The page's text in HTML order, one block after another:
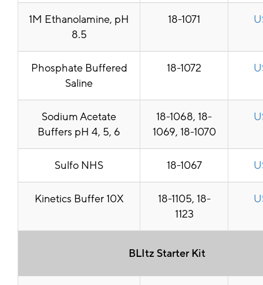
1M Ethanolamine, pH
8.5
18-1071
Phosphate Buffered
Saline
18-1072
Sodium Acetate
Buffers pH 4, 5, 6
18-1068, 18-
1069, 18-1070
Sulfo NHS 18-1067
Kinetics Buffer 10X
18-1105, 18-
1123
BLItz Starter Kit